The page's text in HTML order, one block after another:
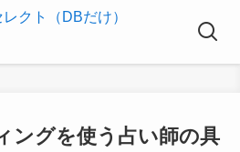
ングを使う占い師の具